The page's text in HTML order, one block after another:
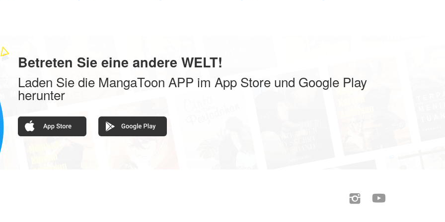
Betreten Sie eine andere WELT!
Laden Sie die MangaToon APP im App Store und Google Play
herunter
 